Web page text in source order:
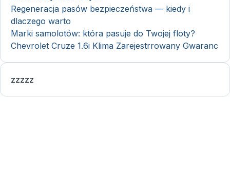
Regeneracja pasów bezpieczeństwa — kiedy i
dlaczego warto
Marki samolotów: która pasuje do Twojej floty?
Chevrolet Cruze 1.6i Klima Zarejestrrowany Gwaranc
zzzzz